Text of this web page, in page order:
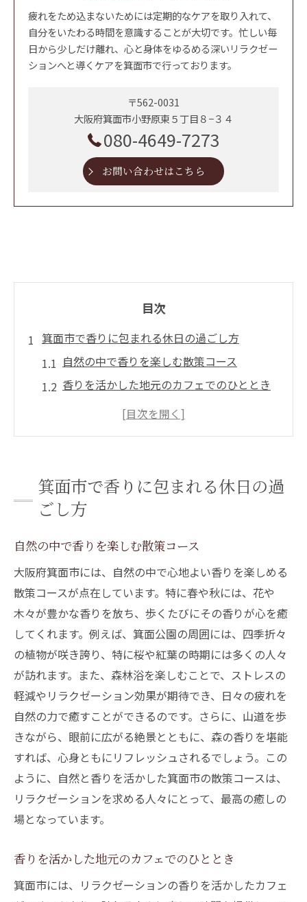
疲れをため込まないためには定期的なケアを取り入れて、
自分をいたわる時間を意識することが大切です。忙しい毎
日から少しだけ離れ、心と身体をゆるめる深いリラクゼー
ションへと導くケアを箕面市で行っております。
〒562-0031
大阪府箕面市小野原東５丁目８−３４
080-4649-7273
お問い合わせはこちら
目次
箕面市で香りに包まれる休日の過ごし方
自然の中で香りを楽しむ散策コース
香りを活かした地元のカフェでのひととき
リラクゼーションと香りのワークショップ
香りを取り入れたヨガと瞑想のすすめ
心地よい香りをもたらす箕面市の特産品
リラクゼーションの香りと箕面市の自然が織り
成す癒しの旅
自然に囲まれたリラクゼーションスポット
紹介
香りと共に楽しむ箕面の名所巡り
季節ごとに変わる箕面市の香りの風景
自然の音と香りが織り成すリラクゼーショ
ン
自然素材を利用した香り作り体験
箕面市の自然から生まれた香りの物語
アロマオイルで心ほどける箕面市でのリラクゼ
ーション体験
初心者でも安心！アロマオイルの使い方
アロマオイルとマッサージの相乗効果
香りによる心身のリラクゼーション体験談
箕面市で香りに包まれる休日の過
ごし方
自然の中で香りを楽しむ散策コース
大阪府箕面市には、自然の中で心地よい香りを楽しめる
散策コースが点在しています。特に春や秋には、花や
木々が豊かな香りを放ち、歩くたびにその香りが心を癒
してくれます。例えば、箕面公園の周囲には、四季折々
の植物が咲き誇り、特に桜や紅葉の時期には多くの人々
が訪れます。また、森林浴を楽しむことで、ストレスの
軽減やリラクゼーション効果が期待でき、日々の疲れを
自然の力で癒すことができるのです。さらに、山道を歩
きながら、眼前に広がる絶景とともに、森の香りを堪能
すれば、心身ともにリフレッシュされるでしょう。この
ように、自然と香りを活かした箕面市の散策コースは、
リラクゼーションを求める人々にとって、最高の癒しの
場となっています。
香りを活かした地元のカフェでのひととき
箕面市には、リラクゼーションの香りを活かしたカフェ